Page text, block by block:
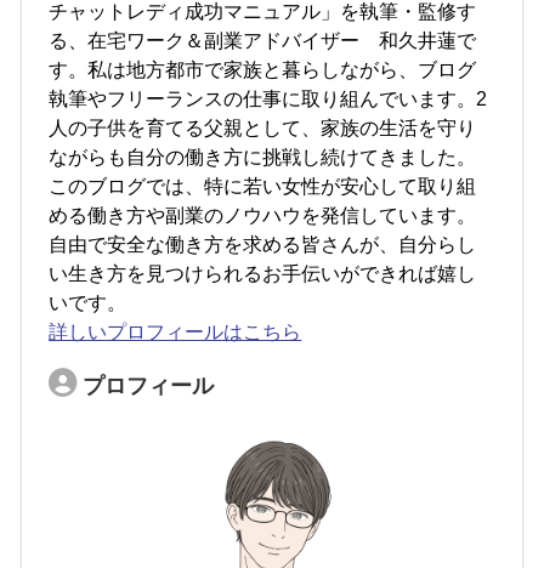
チャットレディ成功マニュアル」を執筆・監修す
る、在宅ワーク＆副業アドバイザー 和久井蓮で
す。私は地方都市で家族と暮らしながら、ブログ
執筆やフリーランスの仕事に取り組んでいます。2
人の子供を育てる父親として、家族の生活を守り
ながらも自分の働き方に挑戦し続けてきました。
このブログでは、特に若い女性が安心して取り組
める働き方や副業のノウハウを発信しています。
自由で安全な働き方を求める皆さんが、自分らし
い生き方を見つけられるお手伝いができれば嬉し
いです。
詳しいプロフィールはこちら
プロフィール